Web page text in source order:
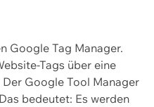
Google Tag Manager.
Tags über eine
Google Tool Manager
bedeutet: Es werden